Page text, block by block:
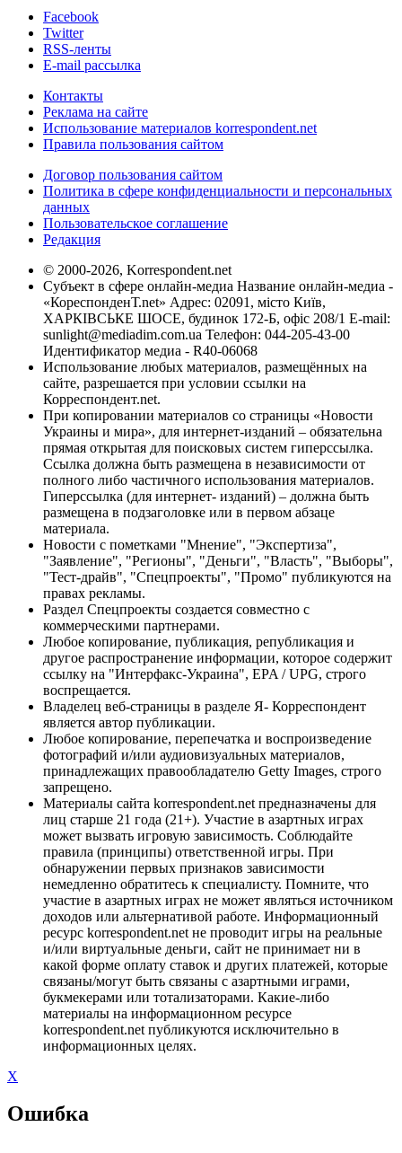
Facebook
Twitter
RSS-ленты
E-mail рассылка
Контакты
Реклама на сайте
Использование материалов korrespondent.net
Правила пользования сайтом
Договор пользования сайтом
Политика в сфере конфиденциальности и персональных
данных
Пользовательское соглашение
Редакция
© 2000-2026, Korrespondent.net
Субъект в сфере онлайн-медиа Название онлайн-медиа -
«КореспонденТ.net» Адрес: 02091, місто Київ,
ХАРКІВСЬКЕ ШОСЕ, будинок 172-Б, офіс 208/1 E-mail:
sunlight@mediadim.com.ua Телефон: 044-205-43-00
Идентификатор медиа - R40-06068
Использование любых материалов, размещённых на
сайте, разрешается при условии ссылки на
Корреспондент.net.
При копировании материалов со страницы «Новости
Украины и мира», для интернет-изданий – обязательна
прямая открытая для поисковых систем гиперссылка.
Ссылка должна быть размещена в независимости от
полного либо частичного использования материалов.
Гиперссылка (для интернет- изданий) – должна быть
размещена в подзаголовке или в первом абзаце
материала.
Новости с пометками "Мнение", "Экспертиза",
"Заявление", "Регионы", "Деньги", "Власть", "Выборы",
"Тест-драйв", "Спецпроекты", "Промо" публикуются на
правах рекламы.
Раздел Спецпроекты создается совместно с
коммерческими партнерами.
Любое копирование, публикация, републикация и
другое распространение информации, которое содержит
ссылку на "Интерфакс-Украина", EPA / UPG, строго
воспрещается.
Владелец веб-страницы в разделе Я- Корреспондент
является автор публикации.
Любое копирование, перепечатка и воспроизведение
фотографий и/или аудиовизуальных материалов,
принадлежащих правообладателю Getty Images, строго
запрещено.
Материалы сайта korrespondent.net предназначены для
лиц старше 21 года (21+). Участие в азартных играх
может вызвать игровую зависимость. Соблюдайте
правила (принципы) ответственной игры. При
обнаружении первых признаков зависимости
немедленно обратитесь к специалисту. Помните, что
участие в азартных играх не может являться источником
доходов или альтернативой работе. Информационный
ресурс korrespondent.net не проводит игры на реальные
и/или виртуальные деньги, сайт не принимает ни в
какой форме оплату ставок и других платежей, которые
связаны/могут быть связаны с азартными играми,
букмекерами или тотализаторами. Какие-либо
материалы на информационном ресурсе
korrespondent.net публикуются исключительно в
информационных целях.
X
Ошибка